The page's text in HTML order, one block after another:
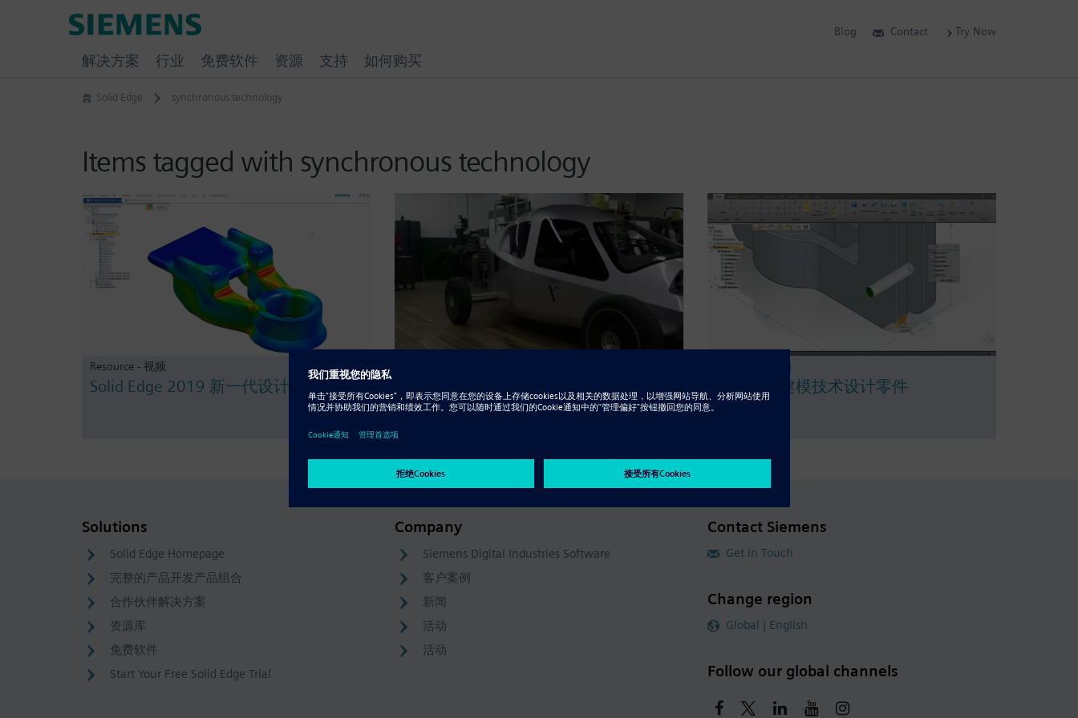
Solid Edge synchronous technology
Items tagged with synchronous technology
Resource - 视频
Solid Edge 2019 新一代设计
合，快速、灵活地进行 CAD 设计
Resource - 视频
使用同步建模技术设计零件
Solutions
Solid Edge Homepage
完整的产品开发产品组合
合作伙伴解决方案
资源库
免费软件
Start Your Free Solid Edge Trial
Company
Siemens Digital Industries Software
客户案例
新闻
活动
活动
Contact Siemens
Get in Touch
Change region
Global | English
Follow our global channels
Blog Contact Try Now
解决方案 行业 免费软件 资源 支持 如何购买